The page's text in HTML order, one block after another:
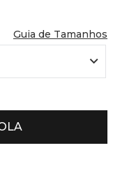
Guia de Tamanhos